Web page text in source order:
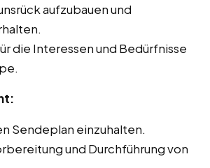
aufzubauen und
die Interessen und Bedürfnisse
Sendeplan einzuhalten.
und Durchführung von